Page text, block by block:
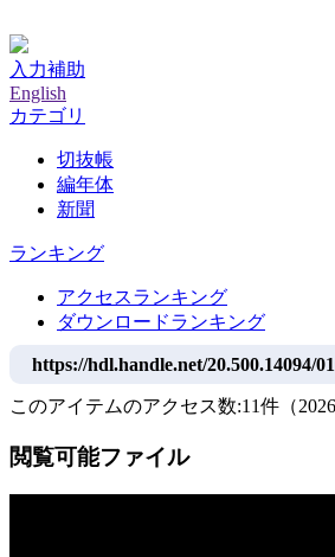
入力補助
English
カテゴリ
切抜帳
編年体
新聞
ランキング
アクセスランキング
ダウンロードランキング
https://hdl.handle.net/20.500.14094/
このアイテムのアクセス数:11件 （
閲覧可能ファイル